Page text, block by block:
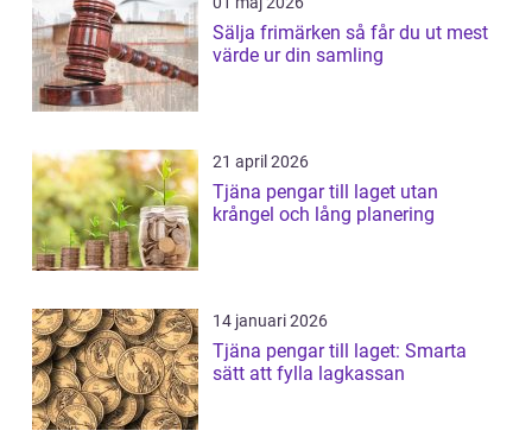
Sälja frimärken så får du ut mest
värde ur din samling
21 april 2026
Tjäna pengar till laget utan
krångel och lång planering
14 januari 2026
Tjäna pengar till laget: Smarta
sätt att fylla lagkassan